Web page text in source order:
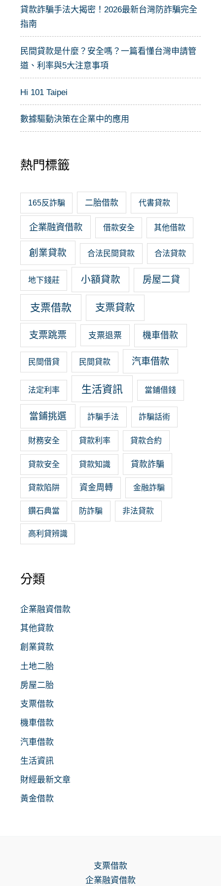
貸款詐騙手法大揭密！2026最新台灣防詐騙完全
指南
民間貸款是什麼？安全嗎？一篇看懂台灣申請管
道、利率與5大注意事項
Hi 101 Taipei
數據驅動決策在企業中的應用
熱門標籤
165反詐騙 二胎借款 代書貸款
企業融資借款 借款安全 其他借款
創業貸款 合法民間貸款 合法貸款
地下錢莊 小額貸款 房屋二貸
支票借款 支票貸款
支票跳票 支票退票 機車借款
民間借貸 民間貸款 汽車借款
法定利率 生活資訊 當鋪借錢
當鋪挑選 詐騙手法 詐騙話術
財務安全 貸款利率 貸款合約
貸款安全 貸款知識 貸款詐騙
貸款陷阱 資金周轉 金融詐騙
鑽石典當 防詐騙 非法貸款
高利貸辨識
分類
企業融資借款
其他貸款
創業貸款
土地二胎
房屋二胎
支票借款
機車借款
汽車借款
生活資訊
財經最新文章
黃金借款
支票借款
企業融資借款